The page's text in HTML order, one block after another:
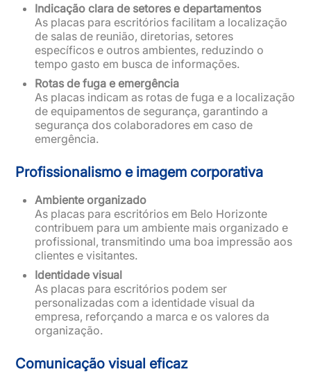
Indicação clara de setores e departamentos
As placas para escritórios facilitam a localização
de salas de reunião, diretorias, setores
específicos e outros ambientes, reduzindo o
tempo gasto em busca de informações.
Rotas de fuga e emergência
As placas indicam as rotas de fuga e a localização
de equipamentos de segurança, garantindo a
segurança dos colaboradores em caso de
emergência.
Profissionalismo e imagem corporativa
Ambiente organizado
As placas para escritórios em Belo Horizonte
contribuem para um ambiente mais organizado e
profissional, transmitindo uma boa impressão aos
clientes e visitantes.
Identidade visual
As placas para escritórios podem ser
personalizadas com a identidade visual da
empresa, reforçando a marca e os valores da
organização.
Comunicação visual eficaz